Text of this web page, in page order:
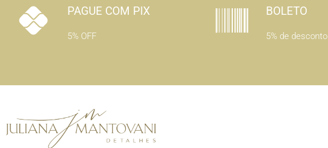
PAGUE COM PIX
5% OFF
BOLETO
5% de desconto